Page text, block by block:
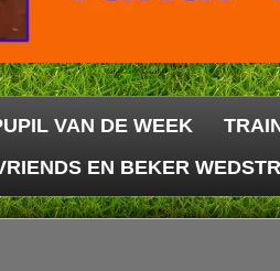
VAN DE WEEK
EN BEKER